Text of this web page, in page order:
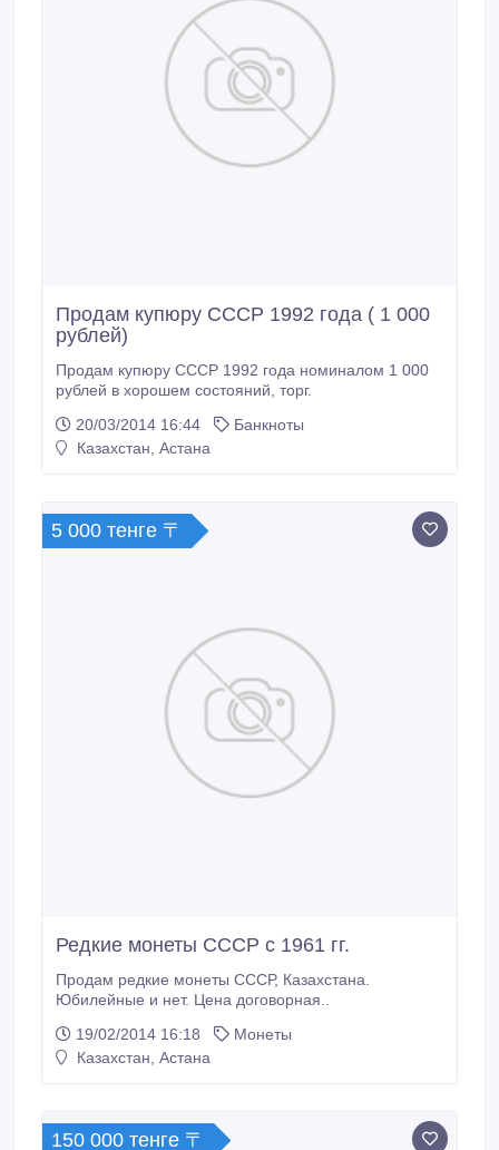
Продам купюру СССР 1992 года ( 1 000
рублей)
Продам купюру СССР 1992 года номиналом 1 000
рублей в хорошем состояний, торг.
20/03/2014 16:44
Банкноты
Казахстан, Астана
5 000 тенге 〒
Редкие монеты СССР с 1961 гг.
Продам редкие монеты СССР, Казахстана.
Юбилейные и нет. Цена договорная..
19/02/2014 16:18
Монеты
Казахстан, Астана
150 000 тенге 〒